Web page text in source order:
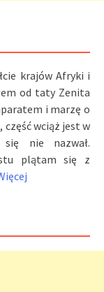
krajów Afryki i
od taty Zenita
i marzę o
część wciąż jest w
nie nazwał.
plątam się z